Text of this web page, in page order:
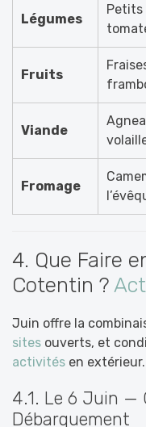
Légumes
Petits
Fruits
Viande
Fromage
4. Que Faire
Cotentin ?
Juin offre la
sites ouverts, et
activités en extérieur.
4.1. Le 6 Juin —
Débarquement